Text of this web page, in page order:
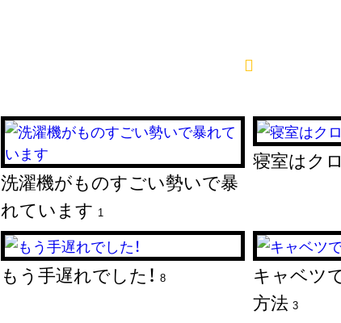
洗濯機がものすごい勢いで暴
れています 1
寝室はク
もう手遅れでした！ 8
キャベツ
方法 3